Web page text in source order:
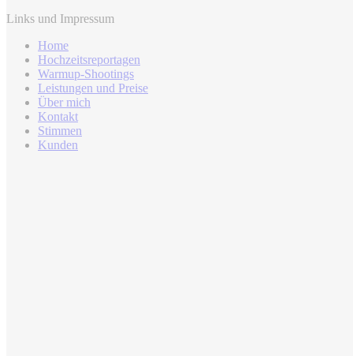
Links und Impressum
Home
Hochzeitsreportagen
Warmup-Shootings
Leistungen und Preise
Über mich
Kontakt
Stimmen
Kunden